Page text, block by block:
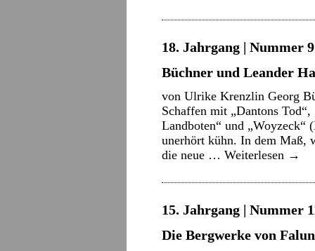
18. Jahrgang | Nummer
Büchner und Leander
von Ulrike Krenzlin Georg
Schaffen mit „Dantons
Landboten“ und „Woyzeck“
unerhört kühn. In dem Maß,
die neue … Weiterlesen →
15. Jahrgang | Nummer
Die Bergwerke von